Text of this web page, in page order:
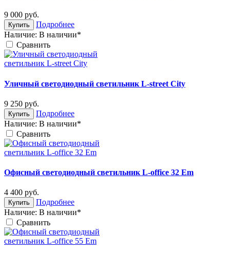
9 000 руб.
Купить
Подробнее
Наличие: В наличии*
Cравнить
Уличный светодиодный светильник L-street City
9 250 руб.
Купить
Подробнее
Наличие: В наличии*
Cравнить
Офисный светодиодный светильник L-office 32 Em
4 400 руб.
Купить
Подробнее
Наличие: В наличии*
Cравнить